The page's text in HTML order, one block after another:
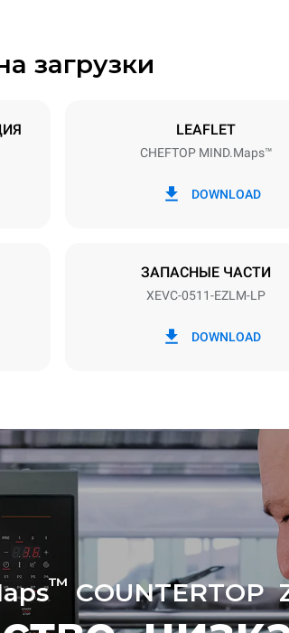
Размер противня
энергетического микса сети, к
она подключена; последние
устранены путем выбора покупки
энергии, производимой из
возобновляемых источников.
загрузки
LEAFLET
CHEFTOP MIND.Maps™
DOWNLOAD
ЗАПАСНЫЕ ЧАСТИ
XEVC-0511-EZLM-LP
DOWNLOAD
™ COUNTERTOP